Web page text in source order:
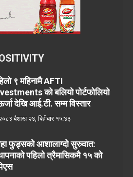
९ महिनामै AFTI
को बलियो पोर्टफोलियो
देखि आई.टी. सम्म विस्तार
बैशाख २४, बिहीबार १५:४३
फुड्सको आशालाग्दो सुरुवात:
पहिलो त्रैमासिकमै १५ को